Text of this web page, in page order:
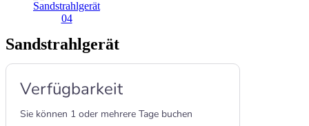
Sandstrahlgerät